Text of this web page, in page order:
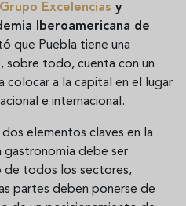
Grupo Excelencias y
Iberoamericana de
que Puebla tiene una
sobre todo, cuenta con un
a la capital en el lugar
e internacional.
elementos claves en la
gastronomía debe ser
de todos los sectores,
partes deben ponerse de